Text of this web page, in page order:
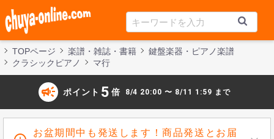
TOPページ 楽譜・雑誌・書籍
鍵盤楽器・ピアノ楽譜
クラシックピアノ
マ行
campaign ポイント 5 倍 8/4 20:00 〜 8/11 1:59 まで
お盆期間中も発送します！商品発送とお届